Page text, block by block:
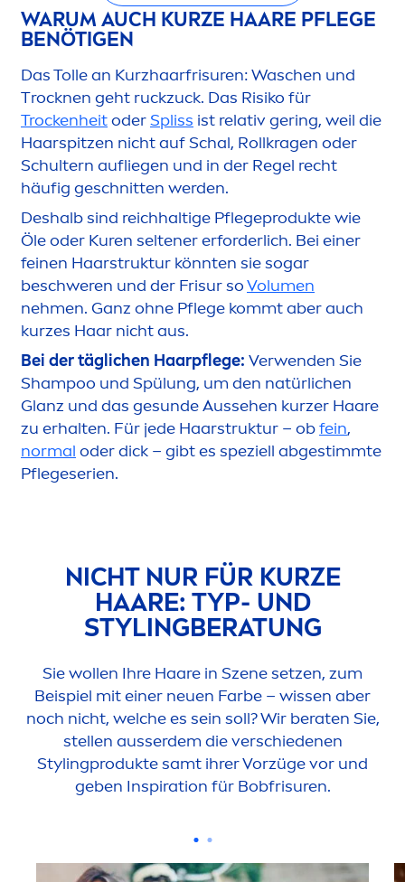
WARUM AUCH KURZE HAARE PFLEGE
BENÖTIGEN
Das Tolle an Kurzhaarfrisuren: Waschen und
Trocknen geht ruckzuck. Das Risiko für
TrockenheitoderSpliss ist relativ gering, weil die
Haarspitzen nicht auf Schal, Rollkragen oder
Schultern aufliegen und in der Regel recht
häufig geschnitten werden.
Deshalb sind reichhaltige Pflegeprodukte wie
Öle oder Kuren seltener erforderlich. Bei einer
feinen Haarstruktur könnten sie sogar
beschweren und der Frisur soVolumen
nehmen. Ganz ohne Pflege kommt aber auch
kurzes Haar nicht aus.
Bei der täglichen Haarpflege: Verwenden Sie
Shampoo und Spülung, um den natürlichen
Glanz und das gesunde Aussehen kurzer Haare
zu erhalten. Für jede Haarstruktur – obfein,
normal oder dick – gibt es speziell abgestimmte
Pflegeserien.
NICHT NUR FÜR KURZE
HAARE: TYP- UND
STYLINGBERATUNG
Sie wollen Ihre Haare in Szene setzen, zum
Beispiel mit einer neuen Farbe – wissen aber
noch nicht, welche es sein soll? Wir beraten Sie,
stellen ausserdem die verschiedenen
Stylingprodukte samt ihrer Vorzüge vor und
geben Inspiration für Bobfrisuren.